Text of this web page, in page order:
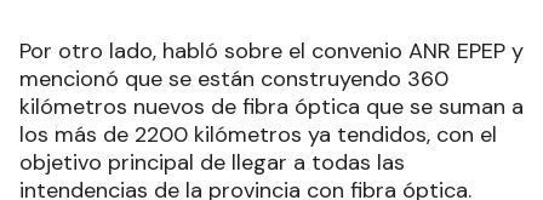
Por otro lado, habló sobre el convenio ANR EPEP y
mencionó que se están construyendo 360
kilómetros nuevos de fibra óptica que se suman a
los más de 2200 kilómetros ya tendidos, con el
objetivo principal de llegar a todas las
intendencias de la provincia con fibra óptica.